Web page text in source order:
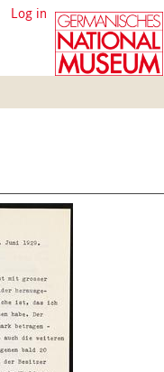
User
account
menu
Log in